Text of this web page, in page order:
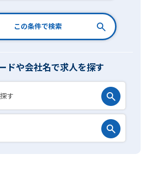
この条件で検索
ドや会社名で求人を探す